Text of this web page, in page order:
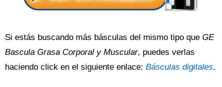
Si estás buscando más básculas del mismo tipo que GE
Bascula Grasa Corporal y Muscular, puedes verlas
haciendo click en el siguiente enlace: Básculas digitales.